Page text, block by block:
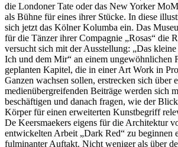
die Londoner Tate oder das New Yorker
als Bühne für eines ihrer Stücke. In diese
sich jetzt das Kölner Kolumba ein. Das
für die Tänzer ihrer Compagnie „Rosas“ die
versucht sich mit der Ausstellung: „Das
Ich und dem Mir“ an einem ungewöhnlichen
geplanten Kapitel, die in einer Art Work in
Ganzen wachsen sollen, erstrecken sich über
medienübergreifenden Beiträge werden sich
beschäftigen und danach fragen, wie der
Körper für einen erweiterten Kunstbegriff
De Keersmaekers eigens für die Architektur
entwickelten Arbeit „Dark Red“ zu beginnen
fulminanter Auftakt. Nicht weniger als über